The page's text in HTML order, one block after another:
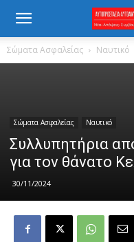
Σώματα Ασφαλείας Ναυτικό
Σώματα Ασφαλείας Ναυτικό
Συλλυπητήρια
για τον θάνατο
30/11/2024